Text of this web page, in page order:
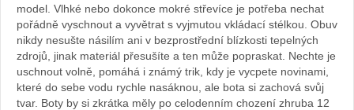
model. Vlhké nebo dokonce mokré střevíce je potřeba nechat
pořádně vyschnout a vyvětrat s vyjmutou vkládací stélkou. Obuv
nikdy nesušte násilím ani v bezprostřední blízkosti tepelných
zdrojů, jinak materiál přesušíte a ten může popraskat. Nechte je
uschnout volně, pomáhá i známý trik, kdy je vycpete novinami,
které do sebe vodu rychle nasáknou, ale bota si zachová svůj
tvar. Boty by si zkrátka měly po celodenním chození zhruba 12